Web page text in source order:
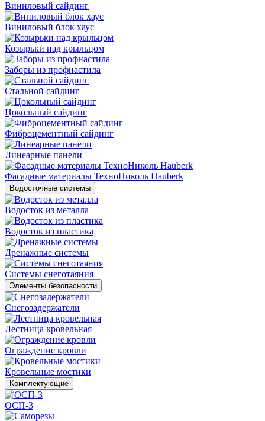
Виниловый сайдинг
Виниловый блок хаус
Козырьки над крыльцом
Заборы из профнастила
Стальной сайдинг
Цокольный сайдинг
Фиброцементный сайдинг
Линеарные панели
Фасадные материалы ТехноНиколь Hauberk
Водосточные системы
Водосток из металла
Водосток из пластика
Дренажные системы
Системы снеготаяния
Элементы безопасности
Снегозадержатели
Лестница кровельная
Ограждение кровли
Кровельные мостики
Комплектующие
ОСП-3